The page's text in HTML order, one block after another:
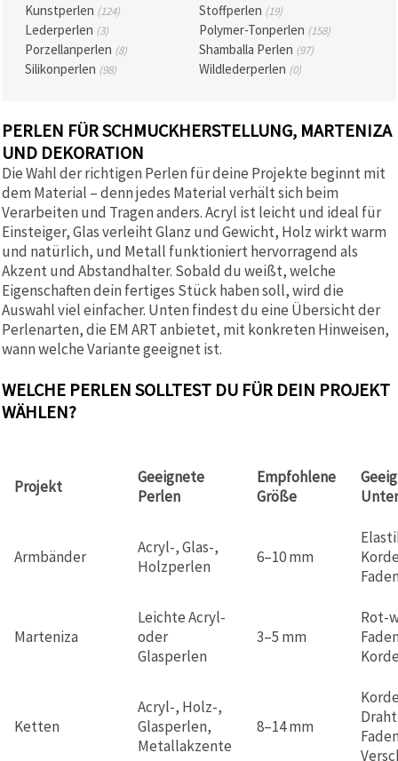
Kunstperlen (124) Stoffperlen (19)
Lederperlen (3) Polymer-Tonperlen (158)
Porzellanperlen (8) Shamballa Perlen (97)
Silikonperlen (98) Wildlederperlen (0)
PERLEN FÜR SCHMUCKHERSTELLUNG, MARTENIZA
UND DEKORATION
Die Wahl der richtigen Perlen für deine Projekte beginnt mit
dem Material – denn jedes Material verhält sich beim
Verarbeiten und Tragen anders. Acryl ist leicht und ideal für
Einsteiger, Glas verleiht Glanz und Gewicht, Holz wirkt warm
und natürlich, und Metall funktioniert hervorragend als
Akzent und Abstandhalter. Sobald du weißt, welche
Eigenschaften dein fertiges Stück haben soll, wird die
Auswahl viel einfacher. Unten findest du eine Übersicht der
Perlenarten, die EM ART anbietet, mit konkreten Hinweisen,
wann welche Variante geeignet ist.
WELCHE PERLEN SOLLTEST DU FÜR DEIN PROJEKT
WÄHLEN?
Projekt
Geeignete
Perlen
Empfohlene
Größe
Armbänder
Acryl-, Glas-,
Holzperlen
6–10 mm
Marteniza
Leichte Acryl-
oder
Glasperlen
3–5 mm
Rot-
Ketten
Acryl-, Holz-,
Glasperlen,
Metallakzente
8–14 mm